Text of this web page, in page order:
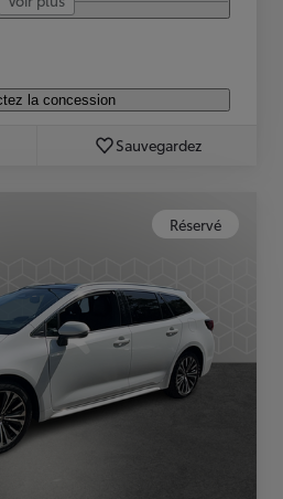
la concession
Sauvegardez
Réservé